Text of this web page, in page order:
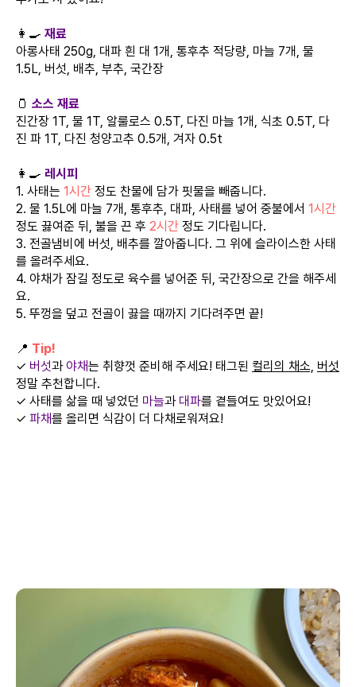
👩‍🍳 재료
아롱사태 250g, 대파 흰 대 1개, 통후추 적당량, 마늘 7개, 물
1.5L, 버섯, 배추, 부추, 국간장
🫙 소스 재료
진간장 1T, 물 1T, 알룰로스 0.5T, 다진 마늘 1개, 식초 0.5T, 다
진 파 1T, 다진 청양고추 0.5개, 겨자 0.5t
👩‍🍳 레시피
1. 사태는 1시간 정도 찬물에 담가 핏물을 빼줍니다.
2. 물 1.5L에 마늘 7개, 통후추, 대파, 사태를 넣어 중불에서 1시간
정도 끓여준 뒤, 불을 끈 후 2시간 정도 기다립니다.
3. 전골냄비에 버섯, 배추를 깔아줍니다. 그 위에 슬라이스한 사태
를 올려주세요.
4. 야채가 잠길 정도로 육수를 넣어준 뒤, 국간장으로 간을 해주세
요.
5. 뚜껑을 덮고 전골이 끓을 때까지 기다려주면 끝!
📍 Tip!
✓ 버섯과야채는 취향껏 준비해 주세요! 태그된 컬리의 채소, 버섯
정말 추천합니다.
✓ 사태를 삶을 때 넣었던 마늘과대파를 곁들여도 맛있어요!
✓ 파채를 올리면 식감이 더 다채로워져요!